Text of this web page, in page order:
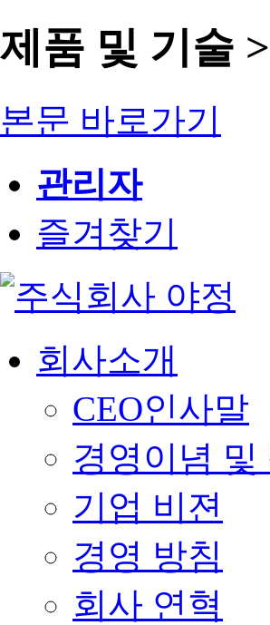
제품 및 기술
본문 바로가기
관리자
즐겨찾기
회사소개
CEO인사말
경영이념 및
기업 비젼
경영 방침
회사 연혁